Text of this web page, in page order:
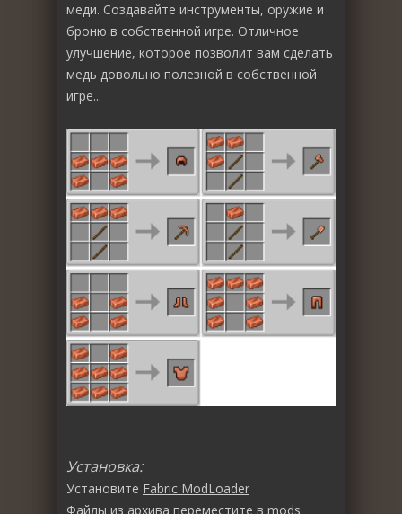
меди. Создавайте инструменты, оружие и
броню в собственной игре. Отличное
улучшение, которое позволит вам сделать
медь довольно полезной в собственной
игре...
Установка:
Установите Fabric ModLoader
Файлы из архива переместите в mods